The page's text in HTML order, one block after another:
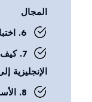
المجال
6. اختبار الوضوح والدقة ومواءمة النية
الإنجليزية
8. الأسئلة الشائعة